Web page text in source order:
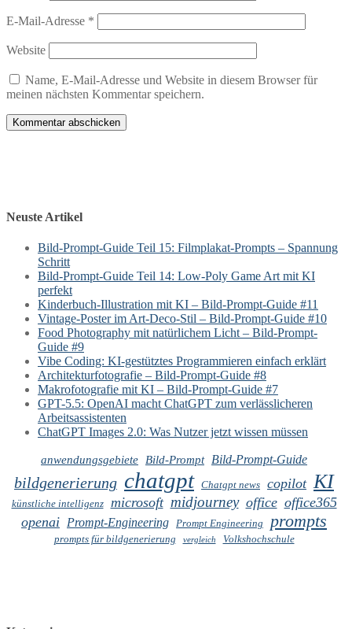
E-Mail-Adresse *
Website
Name, E-Mail-Adresse und Website in diesem Browser für
meinen nächsten Kommentar speichern.
Neuste Artikel
Bild-Prompt-Guide Teil 15: Filmplakat-Prompts – Spannung
Schritt
Bild-Prompt-Guide Teil 14: Low-Poly Game Art mit KI
perfekt
Kinderbuch-Illustration mit KI – Bild-Prompt-Guide #11
Vintage-Poster im Art-Deco-Stil – Bild-Prompt-Guide #10
Food Photography mit natürlichem Licht – Bild-Prompt-
Guide #9
Vibe Coding: KI-gestütztes Programmieren einfach erklärt
Architekturfotografie – Bild-Prompt-Guide #8
Makrofotografie mit KI – Bild-Prompt-Guide #7
GPT-5.5: OpenAI macht ChatGPT zum verlässlicheren
Arbeitsassistenten
ChatGPT Images 2.0: Was Nutzer jetzt wissen müssen
anwendungsgebiete Bild-Prompt Bild-Prompt-Guide
bildgenerierung chatgpt Chatgpt news copilot KI
künstliche intelligenz microsoft midjourney office office365
openai Prompt-Engineering Prompt Engineering prompts
prompts für bildgenerierung vergleich Volkshochschule